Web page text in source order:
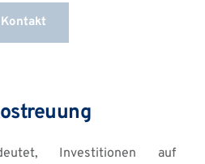
Kontakt
Investitionen auf